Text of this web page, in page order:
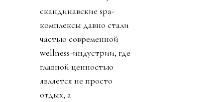
скандинавские spa-
комплексы давно стали
частью современной
wellness-индустрии, где
главной ценностью
является не просто
отдых, а